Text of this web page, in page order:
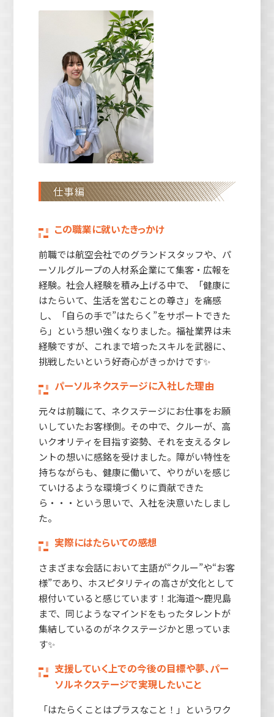
仕事編
この職業に就いたきっかけ
前職では航空会社でのグランドスタッフや、パ
ーソルグループの人材系企業にて集客・広報を
経験。社会人経験を積み上げる中で、「健康に
はたらいて、生活を営むことの尊さ」を痛感
し、「自らの手で”はたらく”をサポートできた
ら」という想い強くなりました。福祉業界は未
経験ですが、これまで培ったスキルを武器に、
挑戦したいという好奇心がきっかけです✨
パーソルネクステージに入社した理由
元々は前職にて、ネクステージにお仕事をお願
いしていたお客様側。その中で、クルーが、高
いクオリティを目指す姿勢、それを支えるタレ
ントの想いに感銘を受けました。障がい特性を
持ちながらも、健康に働いて、やりがいを感じ
ていけるような環境づくりに貢献できた
ら・・・という思いで、入社を決意いたしまし
た。
実際にはたらいての感想
さまざまな会話において主語が“クルー”や“お客
様”であり、ホスピタリティの高さが文化として
根付いていると感じています！北海道～鹿児島
まで、同じようなマインドをもったタレントが
集結しているのがネクステージかと思っていま
す✨
支援していく上での今後の目標や夢、パー
ソルネクステージで実現したいこと
「はたらくことはプラスなこと！」というワク